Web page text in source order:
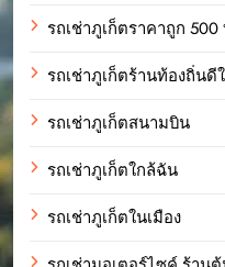
รถเช่าภูเก็ตราคาถูก
รถเช่าภูเก็ตร้านท้องถิ่นดี
รถเช่าภูเก็ตสนามบิน
รถเช่าภูเก็ตใกล้ฉัน
รถเช่าภูเก็ตในเมือง